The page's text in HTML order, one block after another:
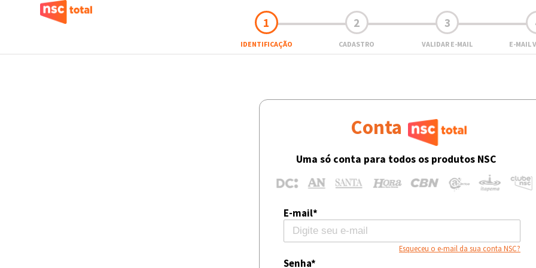
1
IDENTIFICAÇÃO
2
CADASTRO
3
VALIDAR E-MAIL E-MAIL
Conta
Uma só conta para todos os produtos NSC
E-mail*
Esqueceu o e-mail da sua conta NSC?
Senha*